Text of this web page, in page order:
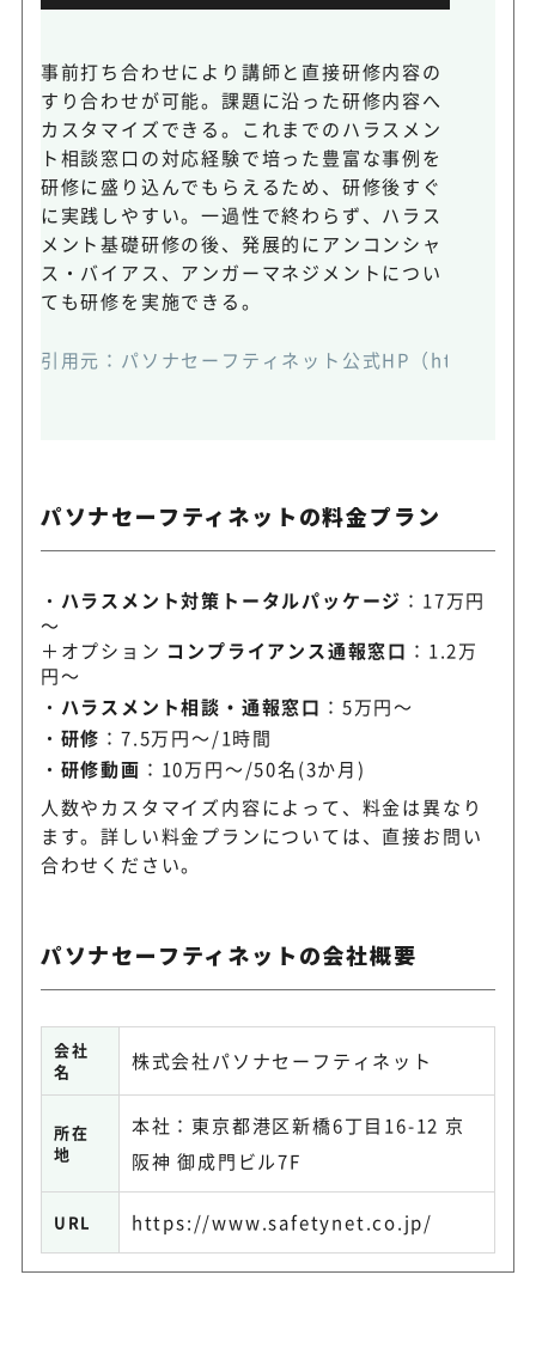
事前打ち合わせにより講師と直接研修内容の
すり合わせが可能。課題に沿った研修内容へ
カスタマイズできる。これまでのハラスメン
ト相談窓口の対応経験で培った豊富な事例を
研修に盛り込んでもらえるため、研修後すぐ
に実践しやすい。一過性で終わらず、ハラス
メント基礎研修の後、発展的にアンコンシャ
ス・バイアス、アンガーマネジメントについ
ても研修を実施できる。
引用元：パソナセーフティネット公式HP（
パソナセーフティネットの料金プラン
ハラスメント対策トータルパッケージ ：17万円
～
＋オプション コンプライアンス通報窓口 ：1.2万
円～
ハラスメント相談・通報窓口 ：5万円～
研修 ：7.5万円～/1時間
研修動画 ：10万円～/50名(3か月)
人数やカスタマイズ内容によって、料金は異なり
ます。詳しい料金プランについては、直接お問い
合わせください。
パソナセーフティネットの会社概要
会社
名
株式会社パソナセーフティネット
所在
地
本社：東京都港区新橋6丁目16-12 京
阪神 御成門ビル7F
URL https://www.safetynet.co.jp/